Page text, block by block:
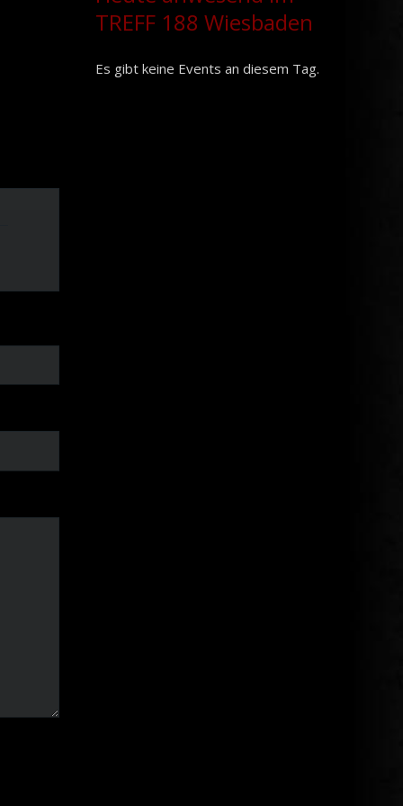
TREFF 188 Wiesbaden
Es gibt keine Events an diesem Tag.